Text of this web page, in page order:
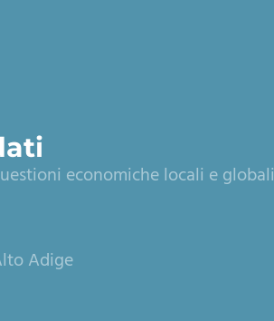
economiche locali e globali
Adige